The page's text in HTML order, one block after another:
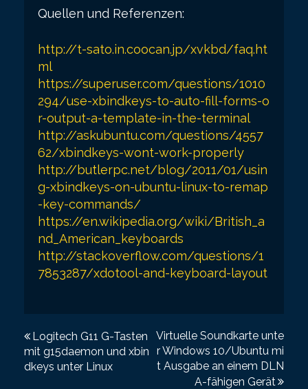
Quellen und Referenzen:
http://t-sato.in.coocan.jp/xvkbd/faq.ht
ml
https://superuser.com/questions/1010
294/use-xbindkeys-to-auto-fill-forms-o
r-output-a-template-in-the-terminal
http://askubuntu.com/questions/4557
62/xbindkeys-wont-work-properly
http://butlerpc.net/blog/2011/01/usin
g-xbindkeys-on-ubuntu-linux-to-remap
-key-commands/
https://en.wikipedia.org/wiki/British_a
nd_American_keyboards
http://stackoverflow.com/questions/1
7853287/xdotool-and-keyboard-layout
P
o
Logitech G11 G-Tasten
mit g15daemon und xbin
dkeys unter Linux
Virtuelle Soundkarte unte
r Windows 10/Ubuntu mi
t Ausgabe an einem DLN
A-fähigen Gerät